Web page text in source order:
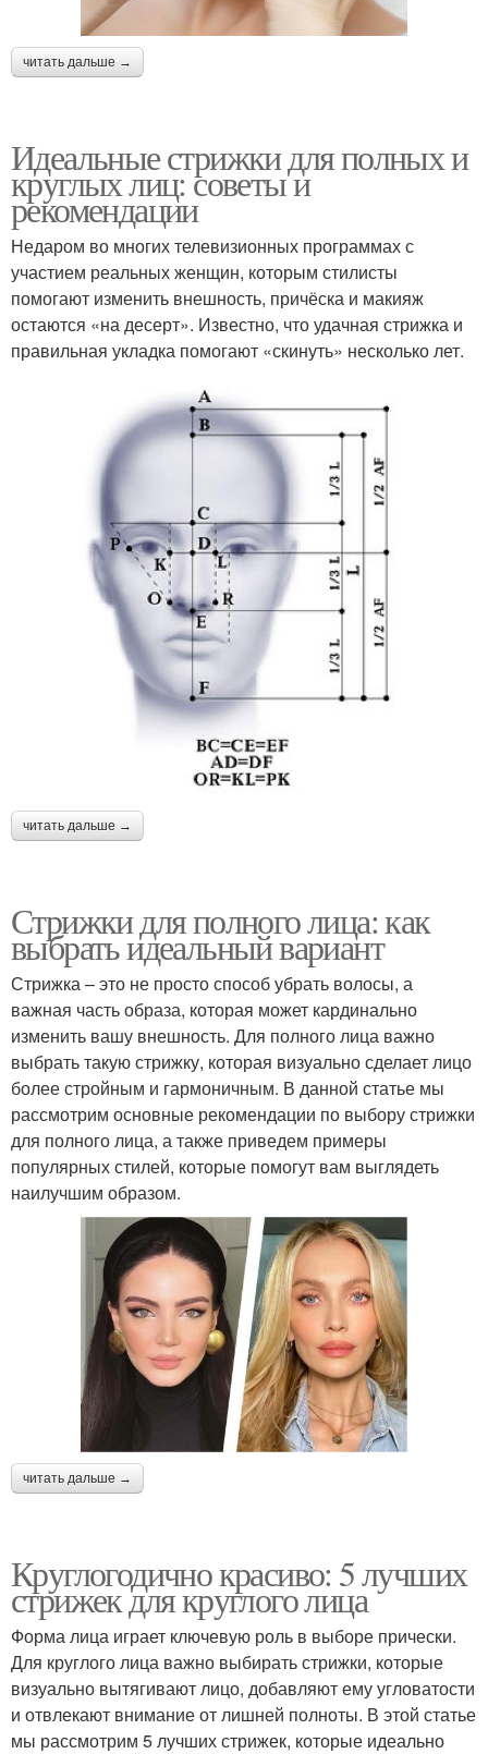
читать дальше →
Идеальные стрижки для полных и
круглых лиц: советы и
рекомендации
Недаром во многих телевизионных программах с
участием реальных женщин, которым стилисты
помогают изменить внешность, причёска и макияж
остаются «на десерт». Известно, что удачная стрижка и
правильная укладка помогают «скинуть» несколько лет.
читать дальше →
Стрижки для полного лица: как
выбрать идеальный вариант
Стрижка – это не просто способ убрать волосы, а
важная часть образа, которая может кардинально
изменить вашу внешность. Для полного лица важно
выбрать такую стрижку, которая визуально сделает лицо
более стройным и гармоничным. В данной статье мы
рассмотрим основные рекомендации по выбору стрижки
для полного лица, а также приведем примеры
популярных стилей, которые помогут вам выглядеть
наилучшим образом.
читать дальше →
Круглогодично красиво: 5 лучших
стрижек для круглого лица
Форма лица играет ключевую роль в выборе прически.
Для круглого лица важно выбирать стрижки, которые
визуально вытягивают лицо, добавляют ему угловатости
и отвлекают внимание от лишней полноты. В этой статье
мы рассмотрим 5 лучших стрижек, которые идеально